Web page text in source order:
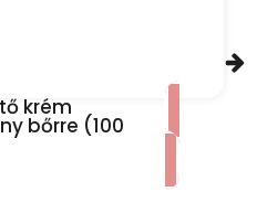
krém
bőrre (100